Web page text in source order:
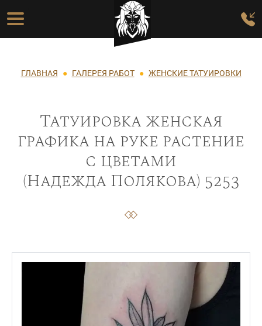
Перейти к основному содержанию
Основная навигация
Строка навигации
ГЛАВНАЯ ГАЛЕРЕЯ РАБОТ ЖЕНСКИЕ ТАТУИРОВКИ
Татуировка женская
графика на руке растение
с цветами
(Надежда Полякова) 5253